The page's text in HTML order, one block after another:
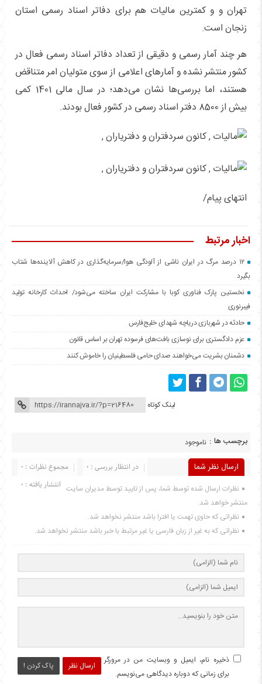
تهران و و کمترین مالیات هم برای دفاتر اسناد رسمی استان
زنجان است.
هر چند آمار رسمی و دقیقی از تعداد دفاتر اسناد رسمی فعال در
کشور منتشر نشده و‌ آمارهای اعلامی از سوی متولیان امر متناقض
هستند، اما بررسی‌ها نشان می‌دهد؛ در سال مالی 1401 کمی‌
بیش از 8500 دفتر اسناد رسمی در کشور فعال بودند.
انتهای پیام/
اخبار مرتبط
۱۲ درصد مرگ در ایران ناشی از آلودگی هوا/سرمایه‌گذاری در کاهش آلاینده‌ها شتاب
بگیرد
نخستین پارک فناوری کوبا با مشارکت ایران ساخته می‌شود/ احداث کارخانه تولید
فیبرنوری
حادثه در شهربازی دریاچه شهدای خلیج‌فارس
عزم دادگستری برای نوسازی بافت‌های فرسوده تهران بر اساس قانون
دشمنان بشریت می‌خواهند صدای حامی فلسطینیان را خاموش کنند
لینک کوتاه
برچسب ها : ناموجود
ارسال نظر شما مجموع نظرات : 0
در انتظار بررسی : 0
انتشار یافته : 0 نظرات ارسال شده توسط شما، پس از تایید توسط مدیران سایت
منتشر خواهد شد.
نظراتی که حاوی تهمت یا افترا باشد منتشر نخواهد شد.
نظراتی که به غیر از زبان فارسی یا غیر مرتبط با خبر باشد منتشر نخواهد شد.
ارسال نظر پاک کردن !
ذخیره نام، ایمیل و وبسایت من در مرورگر
برای زمانی که دوباره دیدگاهی می‌نویسم.